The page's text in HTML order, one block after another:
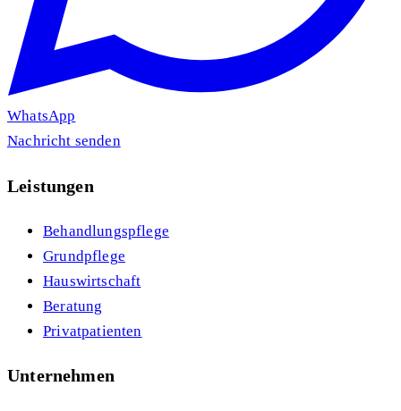
WhatsApp
Nachricht senden
Leistungen
Behandlungspflege
Grundpflege
Hauswirtschaft
Beratung
Privatpatienten
Unternehmen